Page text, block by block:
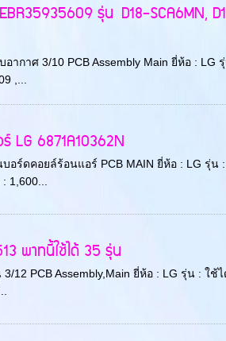
รุ่น D18-SCA6MN,
ากาศ 3/10 PCB Assembly Main ยี่ห้อ : LG
,...
LG 6871A10362N
อร์ดคอยล์ร้อนแอร์ PCB MAIN ยี่ห้อ : LG รุ่น :
1,600...
พาทนี้ใช้ได้ 35 รุ่น
12 PCB Assembly,Main ยี่ห้อ : LG รุ่น : ใช้